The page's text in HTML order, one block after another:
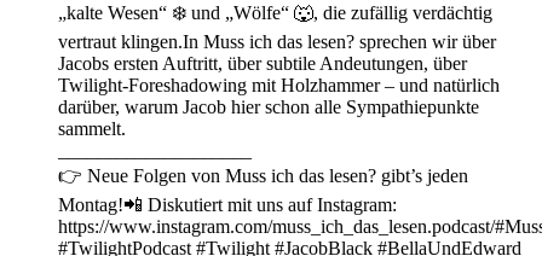
„kalte Wesen“ ❄️ und „Wölfe“ 🐺, die zufällig verdächtig
vertraut klingen.In Muss ich das lesen? sprechen wir über
Jacobs ersten Auftritt, über subtile Andeutungen, über
Twilight-Foreshadowing mit Holzhammer – und natürlich
darüber, warum Jacob hier schon alle Sympathiepunkte
sammelt.
👉 Neue Folgen von Muss ich das lesen? gibt’s jeden
Montag!📲 Diskutiert mit uns auf Instagram:
https://www.instagram.com/muss_ich_das_lesen.podcast/
#TwilightPodcast #Twilight #JacobBlack #BellaUndEdward